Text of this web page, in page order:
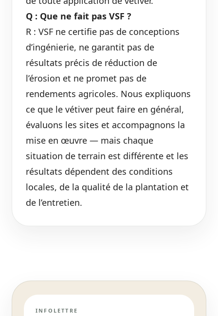
Q : Que ne fait pas VSF ?
R : VSF ne certifie pas de conceptions
d’ingénierie, ne garantit pas de
résultats précis de réduction de
l’érosion et ne promet pas de
rendements agricoles. Nous expliquons
ce que le vétiver peut faire en général,
évaluons les sites et accompagnons la
mise en œuvre — mais chaque
situation de terrain est différente et les
résultats dépendent des conditions
locales, de la qualité de la plantation et
de l’entretien.
INFOLETTRE